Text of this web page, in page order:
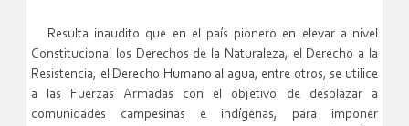
Resulta inaudito que en el país pionero en elevar a nivel
Constitucional los Derechos de la Naturaleza, el Derecho a la
Resistencia, el Derecho Humano al agua, entre otros, se utilice
a las Fuerzas Armadas con el objetivo de desplazar a
comunidades campesinas e indígenas, para imponer